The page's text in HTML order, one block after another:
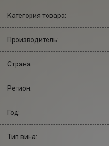
Категория товара:
Производитель:
Страна:
Регион:
Год:
Тип вина: